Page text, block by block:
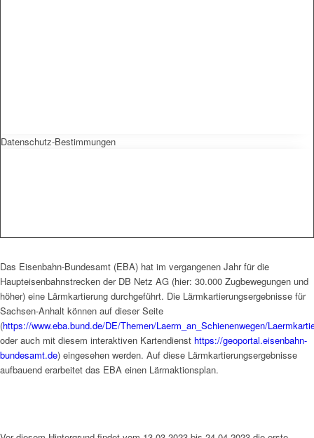
Datenschutz-Bestimmungen
Das Eisenbahn-Bundesamt (EBA) hat im vergangenen Jahr für die
Haupteisenbahnstrecken der DB Netz AG (hier: 30.000 Zugbewegungen und
höher) eine Lärmkartierung durchgeführt. Die Lärmkartierungsergebnisse für
Sachsen-Anhalt können auf dieser Seite
(https://www.eba.bund.de/DE/Themen/Laerm_an_Schienenwegen/
oder auch mit diesem interaktiven Kartendienst https://geoportal.eisenbahn-
bundesamt.de) eingesehen werden. Auf diese Lärmkartierungsergebnisse
aufbauend erarbeitet das EBA einen Lärmaktionsplan.